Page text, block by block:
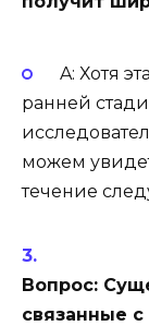
A: Хотя
ранней
можем
течение
Вопрос:
связанные